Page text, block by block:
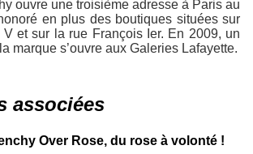
ouvre une troisième adresse à Paris au
en plus des boutiques situées sur
V et sur la rue François Ier. En 2009, un
marque s’ouvre aux Galeries Lafayette.
associées
Over Rose, du rose à volonté !